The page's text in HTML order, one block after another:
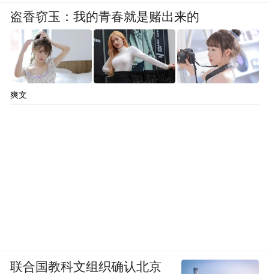
盗香窃玉：我的青春就是赌出来的
爽文
联合国教科文组织确认北京